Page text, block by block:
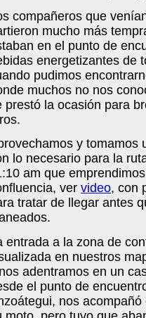
compañeros que
mucho más
en el punto de
energetizantes de
pudimos
muchos no nos
prestó la ocasión para
y tomamos
lo necesario para la
am que
ver video, con
tratar de llegar antes
entrada a la zona de
en nuestros
adentramos en un
el punto de
nos